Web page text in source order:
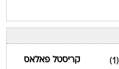
(1) קריסטל פאלאס